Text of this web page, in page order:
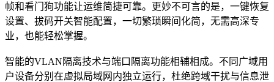
帧和看门狗功能让运维简捷可靠。更妙不可言的是，一键恢复
设置、拔码开关智能配置，一切繁琐瞬间化简，无需高深专
业，也能轻松掌握。
智能的VLAN隔离技术与端口隔离功能相辅相成。不同广域用
户设备分别在虚拟局域网内独立运行，杜绝跨域干扰与信息泄